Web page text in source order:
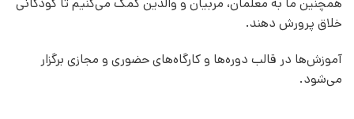
خلاق پرورش دهند.
آموزش‌ها در قالب دوره‌ها و کارگاه‌های حضوری و مجازی برگزار
می‌شود.